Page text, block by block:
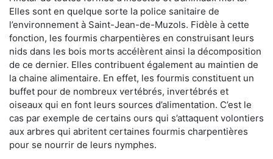
Elles sont en quelque sorte la police sanitaire de
l’environnement à Saint-Jean-de-Muzols. Fidèle à cette
fonction, les fourmis charpentières en construisant leurs
nids dans les bois morts accélèrent ainsi la décomposition
de ce dernier. Elles contribuent également au maintien de
la chaine alimentaire. En effet, les fourmis constituent un
buffet pour de nombreux vertébrés, invertébrés et
oiseaux qui en font leurs sources d’alimentation. C’est le
cas par exemple de certains ours qui s’attaquent volontiers
aux arbres qui abritent certaines fourmis charpentières
pour se nourrir de leurs nymphes.